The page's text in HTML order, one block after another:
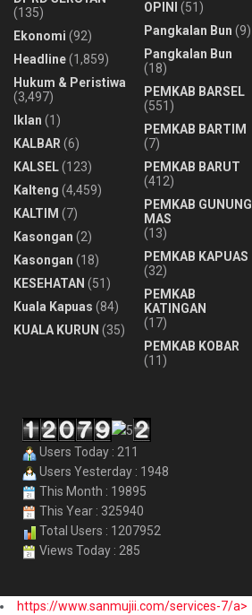
(135)
Ekonomi (92)
Headline(1,859)
Hukum & Peristiwa
(3,497)
Iklan (1)
KALBAR(6)
KALSEL(123)
Kalteng (4,459)
KALTIM (7)
Kasongan (2)
Kasongan (18)
KESEHATAN (51)
Kuala Kapuas (84)
KUALA KURUN (35)
OPINI
(51)
Pangkalan Bun (9)
Pangkalan Bun
(18)
PEMKAB BARSEL
(551)
PEMKAB BARTIM
(7)
PEMKAB BARUT
(412)
PEMKAB GUNUNG
MAS
(13)
PEMKAB KAPUAS
(32)
PEMKAB
KATINGAN
(17)
PEMKAB KOBAR
(11)
Users Today : 211
Users Yesterday : 1948
This Month : 19895
This Year : 325940
Total Users : 1207952
Views Today : 285
https://www.sanmujii.com/services-7/a>